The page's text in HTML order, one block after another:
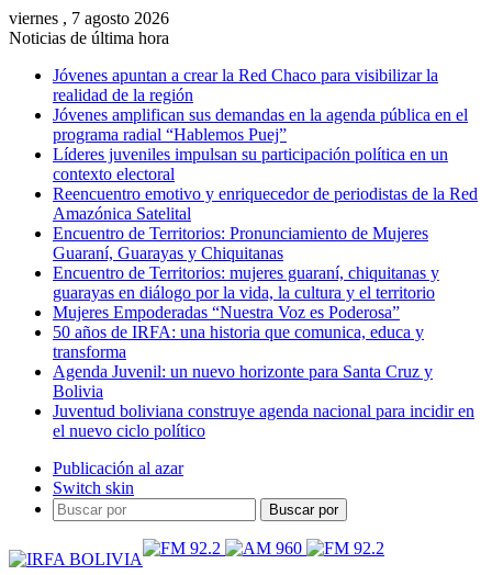
viernes , 7 agosto 2026
Noticias de última hora
Jóvenes apuntan a crear la Red Chaco para visibilizar la
realidad de la región
Jóvenes amplifican sus demandas en la agenda pública en el
programa radial “Hablemos Puej”
Líderes juveniles impulsan su participación política en un
contexto electoral
Reencuentro emotivo y enriquecedor de periodistas de la Red
Amazónica Satelital
Encuentro de Territorios: Pronunciamiento de Mujeres
Guaraní, Guarayas y Chiquitanas
Encuentro de Territorios: mujeres guaraní, chiquitanas y
guarayas en diálogo por la vida, la cultura y el territorio
Mujeres Empoderadas “Nuestra Voz es Poderosa”
50 años de IRFA: una historia que comunica, educa y
transforma
Agenda Juvenil: un nuevo horizonte para Santa Cruz y
Bolivia
Juventud boliviana construye agenda nacional para incidir en
el nuevo ciclo político
Publicación al azar
Switch skin
Buscar por